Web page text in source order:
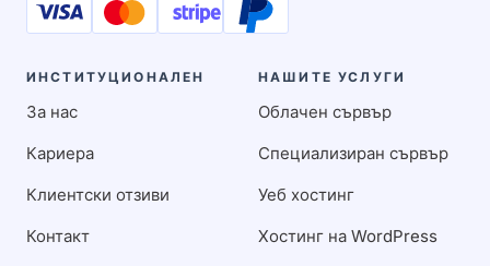
ИНСТИТУЦИОНАЛЕН
За нас
Кариера
Клиентски отзиви
Контакт
НАШИТЕ УСЛУГИ
Облачен сървър
Специализиран сървър
Уеб хостинг
Хостинг на WordPress